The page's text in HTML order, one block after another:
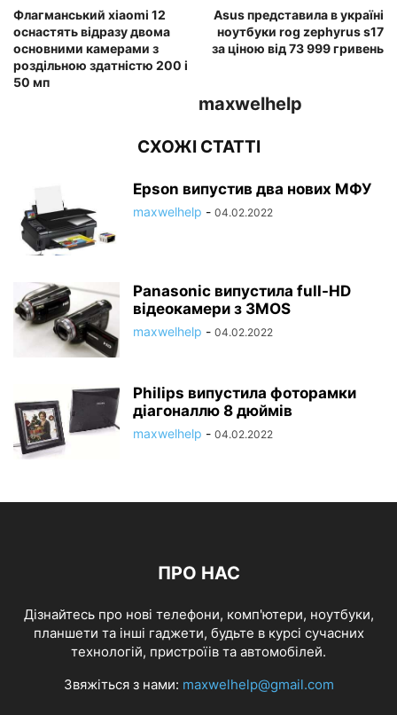
Флагманський xiaomi 12
оснастять відразу двома
основними камерами з
роздільною здатністю 200 і
50 мп
Asus представила в україні
ноутбуки rog zephyrus s17
за ціною від 73 999 гривень
maxwelhelp
СХОЖІ СТАТТІ
Epson випустив два нових МФУ
maxwelhelp - 04.02.2022
Panasonic випустила full-HD
відеокамери з 3MOS
maxwelhelp - 04.02.2022
Philips випустила фоторамки
діагоналлю 8 дюймів
maxwelhelp - 04.02.2022
ПРО НАС
Дізнайтесь про нові телефони, комп'ютери, ноутбуки,
планшети та інші гаджети, будьте в курсі сучасних
технологій, пристроїів та автомобілей.
Звяжіться з нами: maxwelhelp@gmail.com